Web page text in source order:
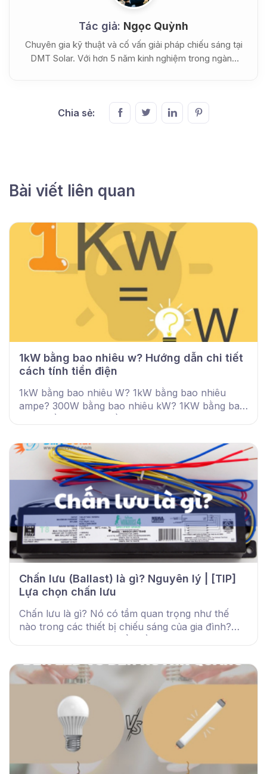
Tác giả: Ngọc Quỳnh
Chuyên gia kỹ thuật và cố vấn giải pháp chiếu sáng tại
DMT Solar. Với hơn 5 năm kinh nghiệm trong ngành
lắp đặt thực tế cho các hệ thống đèn năng lượng mặt
trời. Những chia sẻ của Ngọc Quỳnh luôn hướng tới
mục tiêu tối ưu hóa hiệu suất và mang lại giá trị bền
Chia sẻ:
Bài viết liên quan
1kW bằng bao nhiêu w? Hướng dẫn chi tiết
cách tính tiền điện
1kW bằng bao nhiêu W? 1kW bằng bao nhiêu
ampe? 300W bằng bao nhiêu kW? 1KW bằng bao
nhiêu tiền điện? 1w bằng bao nhiêu kW?
Chấn lưu (Ballast) là gì? Nguyên lý | [TIP]
Lựa chọn chấn lưu
Chấn lưu là gì? Nó có tầm quan trọng như thế
nào trong các thiết bị chiếu sáng của gia đình?
Cùng DMT Solar tìm hiểu về chúng nhé!